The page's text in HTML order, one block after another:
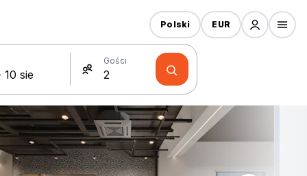
Gości
Polski EUR